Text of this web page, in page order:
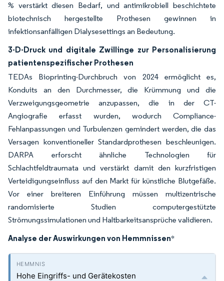
% verstärkt diesen Bedarf, und antimikrobiell beschichtete
biotechnisch hergestellte Prothesen gewinnen in
infektionsanfälligen Dialysesettings an Bedeutung.
3-D-Druck und digitale Zwillinge zur Personalisierung
patientenspezifischer Prothesen
TEDAs Bioprinting-Durchbruch von 2024 ermöglicht es,
Konduits an den Durchmesser, die Krümmung und die
Verzweigungsgeometrie anzupassen, die in der CT-
Angiografie erfasst wurden, wodurch Compliance-
Fehlanpassungen und Turbulenzen gemindert werden, die das
Versagen konventioneller Standardprothesen beschleunigen.
DARPA erforscht ähnliche Technologien für
Schlachtfeldtraumata und verstärkt damit den kurzfristigen
Verteidigungseinfluss auf den Markt für künstliche Blutgefäße.
Vor einer breiteren Einführung müssen multizentrische
randomisierte Studien computergestützte
Strömungssimulationen und Haltbarkeitsansprüche validieren.
Analyse der Auswirkungen von Hemmnissen*
Hohe Eingriffs- und Gerätekosten